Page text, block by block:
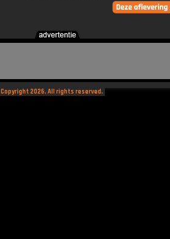
Copyright 2026. All rights reserved.